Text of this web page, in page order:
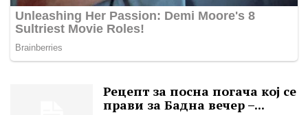
Рецепт за посна погача кој се
прави за Бадна вечер –...